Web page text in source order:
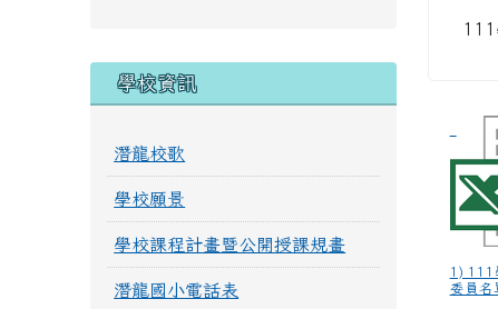
111
1) 111
委員名
學校資訊
潛龍校歌
學校願景
學校課程計畫暨公開授課規畫
潛龍國小電話表